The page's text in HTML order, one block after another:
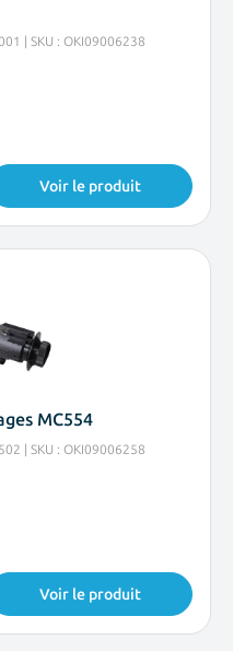
| SKU : OKI09006238
Voir le produit
MC554
| SKU : OKI09006258
Voir le produit